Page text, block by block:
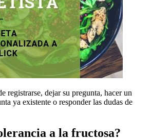
registrarse, dejar su pregunta, hacer un
ya existente o responder las dudas de
a la fructosa?